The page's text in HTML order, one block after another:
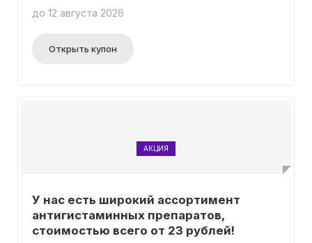
требуется ввод промокода.
до 12 августа 2026
Открыть купон
АКЦИЯ
У нас есть широкий ассортимент
антигистаминных препаратов,
стоимостью всего от 23 рублей!